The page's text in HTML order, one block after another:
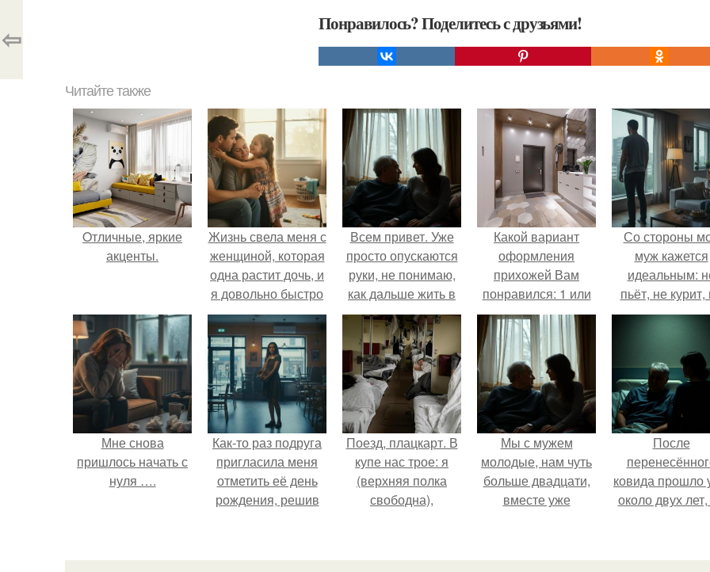
Понравилось? Поделитесь с друзьями!
⇦
Читайте также
Oтличные, яркие
акценты.
Жизнь свела меня с
женщиной, которая
одна растит дочь, и
я довольно быстро
привязался к ним
обеим.
Всем привет. Уже
просто опускаются
руки, не понимаю,
как дальше жить в
этой ситуации.
Какой вариант
оформления
прихожей Вам
понравился: 1 или
2?
Со стороны
муж кажется
идеальным:
пьёт, не курит,
даёт поводов
ребёнком
справляется
отлично, да и
готовит
многих.
Мне снова
пришлось начать с
нуля ….
Как-то раз подруга
пригласила меня
отметить её день
рождения, решив
Поезд, плацкарт. В
купе нас трое: я
(верхняя полка
свободна),
сорока с дочкой
Мы с мужем
молодые, нам чуть
больше двадцати,
вместе уже
- сыну всего год.
После
ковида прошло
около двух
очень чётко.